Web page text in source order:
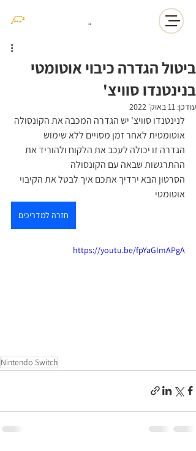
ביטול הגדרה כיבוי אוטומטי
בנינטנדו סוויצ'
עודכן: 11 באוק׳ 2022
לנינטנדו סוויצ' יש הגדרה המכבה את הקונסולה
אוטומטית לאחר זמן מסויים ללא שימוש
הגדרה זו יכולה לעכב את הלקוח ולהוריד את
ההתרגשות שבאה עם הקונסולה
הסרטון הבא ירדיך אתכם איך לבטל את הקיבוי
אוטומטי
חזרה למדריכים
https://youtu.be/fpYaGImAPgA
Nintendo Switch